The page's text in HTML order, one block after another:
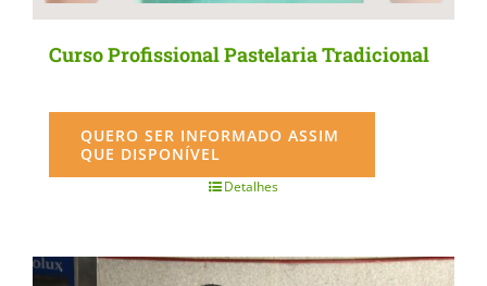
Curso Profissional Pastelaria Tradicional
QUERO SER INFORMADO ASSIM
QUE DISPONÍVEL
Detalhes